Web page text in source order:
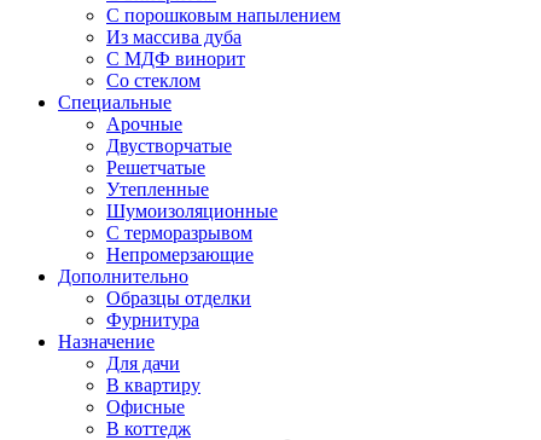
С порошковым напылением
Из массива дуба
С МДФ винорит
Со стеклом
Специальные
Арочные
Двустворчатые
Решетчатые
Утепленные
Шумоизоляционные
С терморазрывом
Непромерзающие
Дополнительно
Образцы отделки
Фурнитура
Назначение
Для дачи
В квартиру
Офисные
В коттедж